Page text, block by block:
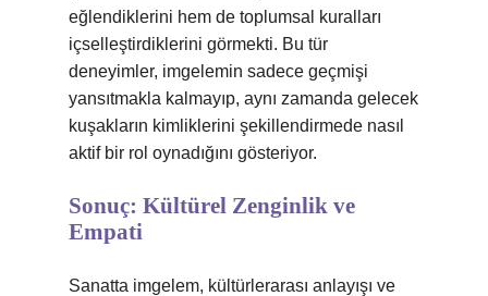
eğlendiklerini hem de toplumsal kuralları
içselleştirdiklerini görmekti. Bu tür
deneyimler, imgelemin sadece geçmişi
yansıtmakla kalmayıp, aynı zamanda gelecek
kuşakların kimliklerini şekillendirmede nasıl
aktif bir rol oynadığını gösteriyor.
Sonuç: Kültürel Zenginlik ve
Empati
Sanatta imgelem, kültürlerarası anlayışı ve